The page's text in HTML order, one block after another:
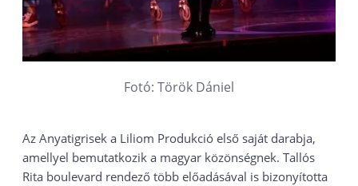
Fotó: Török Dániel
Az Anyatigrisek a Liliom Produkció első saját darabja,
amellyel bemutatkozik a magyar közönségnek. Tallós
Rita boulevard rendező több előadásával is bizonyította